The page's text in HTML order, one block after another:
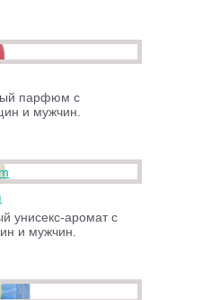
парфюм с
и мужчин.
унисекс-аромат с
и мужчин.